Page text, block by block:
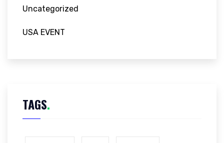
Uncategorized
USA EVENT
TAGS.